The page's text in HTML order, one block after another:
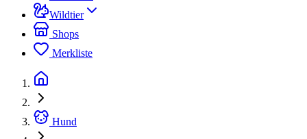
Wildtier
Shops
Merkliste
Hund